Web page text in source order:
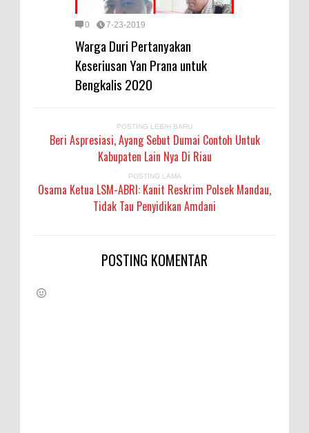
0 7-23-2019
Warga Duri Pertanyakan
Keseriusan Yan Prana untuk
Bengkalis 2020
POSTING LEBIH BARU
Beri Aspresiasi, Ayang Sebut Dumai Contoh Untuk
Kabupaten Lain Nya Di Riau
POSTING LAMA
Osama Ketua LSM-ABRI: Kanit Reskrim Polsek Mandau,
Tidak Tau Penyidikan Amdani
POSTING KOMENTAR